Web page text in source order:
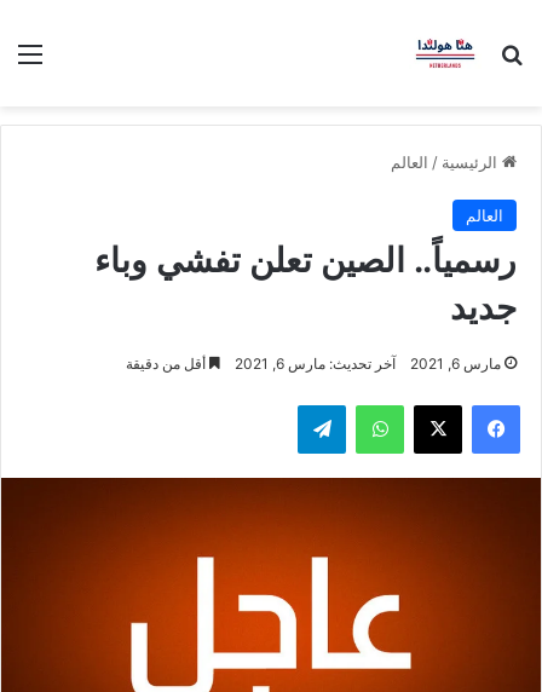
بحث عن
الرئيسية / العالم
العالم
رسمياً.. الصين تعلن تفشي وباء
جديد
مارس 6, 2021 آخر تحديث: مارس 6, 2021 أقل من دقيقة
فيسبوك ‫X واتساب تيلقرام